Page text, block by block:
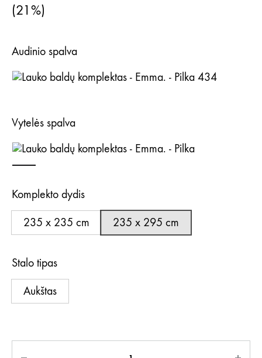
(21%)
Audinio spalva
Vytelės spalva
Komplekto dydis
235 x 235 cm 235 x 295 cm
Stalo tipas
Aukštas